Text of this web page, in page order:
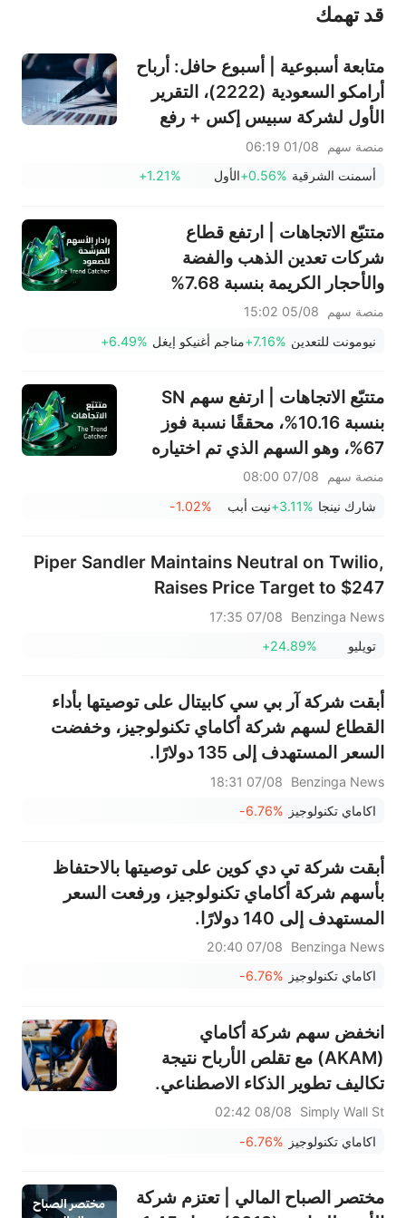
عند الضرورة، يرجى استشارة مستشار استثمار محترف. لا تقدم منصة سهم أي مشورة استثمارية، ولا تقدم أي التزامات أو ضمانات.
قد تهمك
متابعة أسبوعية | أسبوع حافل: أرباح
أرامكو السعودية (2222)، التقرير
الأول لشركة سبيس إكس + رفع
قيود التجميد الضخمة، نتائج
سانديسك/سناب/إيه إم دي؛ بيانات
لشهر يوليو في دائرة الضوء
منصة سهم
01/08 06:19
أسمنت الشرقية +0.56%الأول +1.21%
متتبّع الاتجاهات | ارتفع قطاع
شركات تعدين الذهب والفضة
والأحجار الكريمة بنسبة 7.68%
(+3.87%) وTPR (+2.8%) ضمن
خمسة أسهم تختبر مستويات
اختراق
منصة سهم
05/08 15:02
نيومونت للتعدين +7.16%مناجم أغنيكو إيغل +6.49%
متتبّع الاتجاهات | ارتفع سهم SN
بنسبة 10.16%، محققًا نسبة فوز
67%، وهو السهم الذي تم اختياره
الأسبوع الماضي؛ يشهد قطاع
الأجهزة المنزلية انتعاشًا ملحوظًا - لا
منصة سهم
07/08 08:00
شارك نينجا +3.11%نيت أبب -1.02%
Piper Sandler Maintains Neutral on Twilio,
Raises Price Target to $247
Benzinga News
07/08 17:35
تويليو
+24.89%
أبقت شركة آر بي سي كابيتال على توصيتها بأداء
القطاع لسهم شركة أكاماي تكنولوجيز، وخفضت
السعر المستهدف إلى 135 دولارًا.
Benzinga News
07/08 18:31
اكاماي تكنولوجيز -6.76%
أبقت شركة تي دي كوين على توصيتها بالاحتفاظ
بأسهم شركة أكاماي تكنولوجيز، ورفعت السعر
المستهدف إلى 140 دولارًا.
Benzinga News
07/08 20:40
اكاماي تكنولوجيز -6.76%
انخفض سهم شركة أكاماي
(AKAM) مع تقلص الأرباح نتيجة
تكاليف تطوير الذكاء الاصطناعي.
Simply Wall St
08/08 02:42
اكاماي تكنولوجيز -6.76%
مختصر الصباح المالي | تعتزم شركة